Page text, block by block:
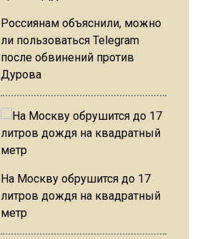
Россиянам объяснили, можно
ли пользоваться Telegram
после обвинений против
Дурова
На Москву обрушится до 17
литров дождя на квадратный
метр